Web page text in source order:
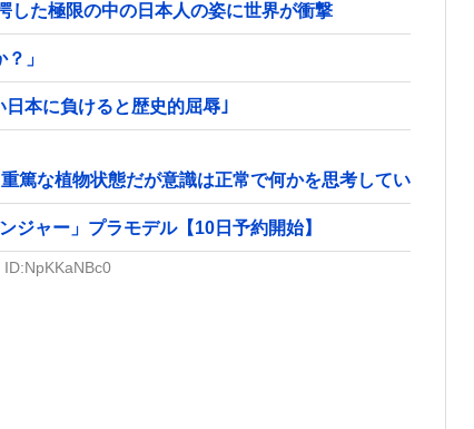
した極限の中の日本人の姿に世界が衝撃
」
日本に負けると歴史的屈辱｣
篤な植物状態だが意識は正常で何かを思考していると判明
ジャー」プラモデル【10日予約開始】